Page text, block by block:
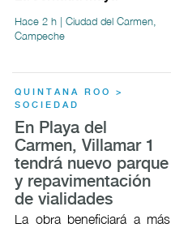
Hace 2 h | Ciudad del Carmen,
Campeche
QUINTANA ROO >
SOCIEDAD
En Playa del
Carmen, Villamar 1
tendrá nuevo parque
y repavimentación
de vialidades
La obra beneficiará a más